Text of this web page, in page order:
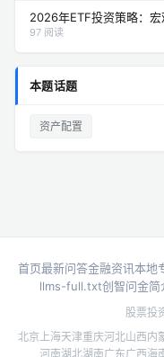
2026年ETF投资策略：
97 阅读
本题话题
资产配置
首页最新问答金融资讯本地
llms-full.txt创智问金简
股票投
北京 上海天津重庆河北山西内
河南湖北湖南广东广西海